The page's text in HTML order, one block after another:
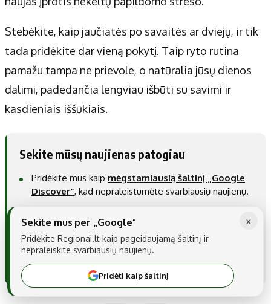
Stebėkite, kaip jaučiatės po savaitės ar dviejų, ir tik
tada pridėkite dar vieną pokytį. Taip ryto rutina
pamažu tampa ne prievole, o natūralia jūsų dienos
dalimi, padedančia lengviau išbūti su savimi ir
kasdieniais iššūkiais.
Sekite mūsų naujienas patogiau
Pridėkite mus kaip mėgstamiausią šaltinį „Google
Discover“, kad nepraleistumėte svarbiausių naujienų.
šaltinį „Google“ paieškoje
Pridėti kaip pageidaujamą šaltinį
×
Sekite mus per „Google“
Pridėkite Regionai.lt kaip pageidaujamą šaltinį ir
nepraleiskite svarbiausių naujienų.
Pridėti kaip šaltinį